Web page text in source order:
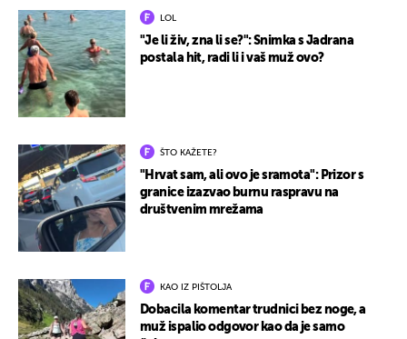
LOL
"Je li živ, zna li se?": Snimka s Jadrana
postala hit, radi li i vaš muž ovo?
ŠTO KAŽETE?
"Hrvat sam, ali ovo je sramota": Prizor s
granice izazvao burnu raspravu na
društvenim mrežama
KAO IZ PIŠTOLJA
Dobacila komentar trudnici bez noge, a
muž ispalio odgovor kao da je samo